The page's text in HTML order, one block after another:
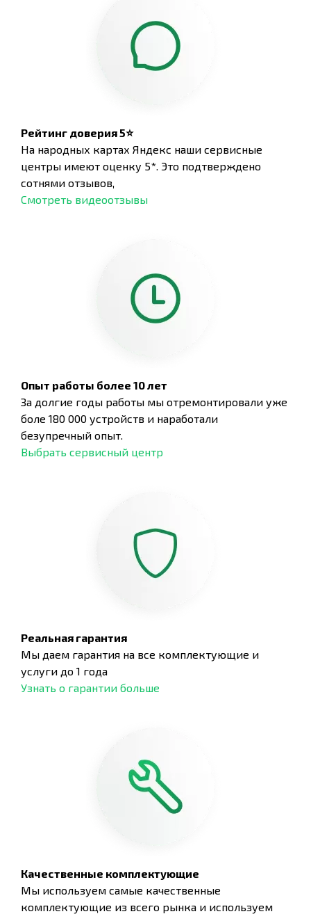
Рейтинг доверия 5⭐
На народных картах Яндекс наши сервисные
центры имеют оценку 5*. Это подтверждено
сотнями отзывов,
Смотреть видеоотзывы
Опыт работы более 10 лет
За долгие годы работы мы отремонтировали уже
боле 180 000 устройств и наработали
безупречный опыт.
Выбрать сервисный центр
Реальная гарантия
Мы даем гарантия на все комплектующие и
услуги до 1 года
Узнать о гарантии больше
Качественные комплектующие
Мы используем самые качественные
комплектующие из всего рынка и используем